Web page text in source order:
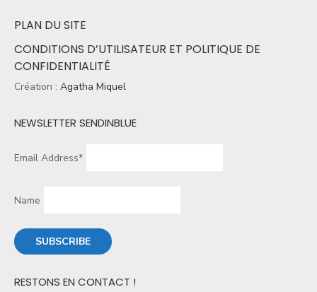
PLAN DU SITE
CONDITIONS D’UTILISATEUR ET POLITIQUE DE
CONFIDENTIALITÉ
Création : Agatha Miquel
NEWSLETTER SENDINBLUE
Email Address*
Name
RESTONS EN CONTACT !